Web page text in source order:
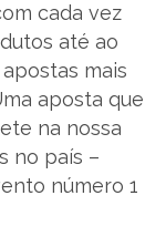
cada vez
até ao
mais
aposta que
na nossa
no país –
número 1